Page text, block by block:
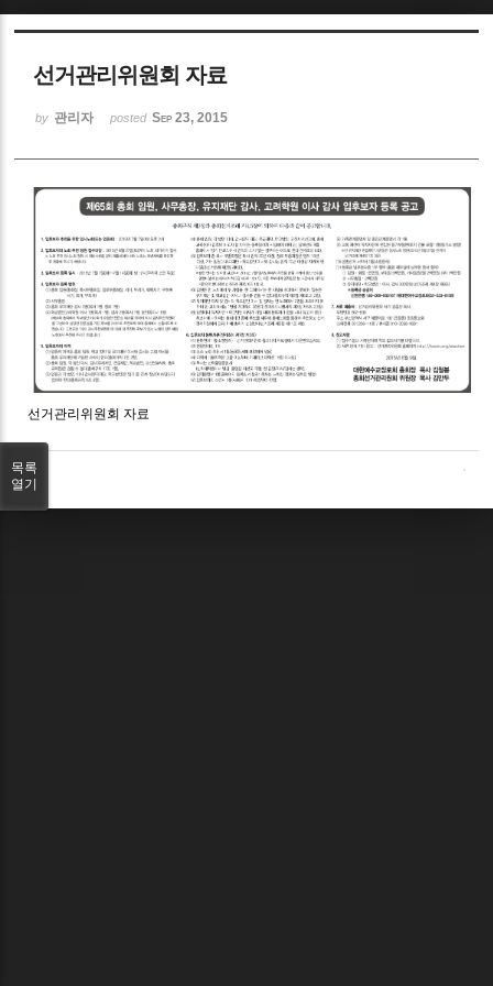
선거관리위원회 자료
by 관리자 posted Sep 23, 2015
선거관리위원회 자료
목록
열기
Sketchbook5, 스케치북5
Sketchbook5, 스케치북5